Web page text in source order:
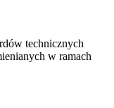
technicznych
w ramach